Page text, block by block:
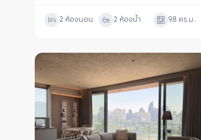
2 ห้องนอน 2 ห้องน้ำ 98 ตร.ม.